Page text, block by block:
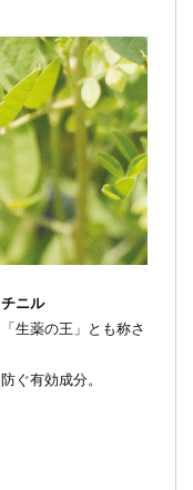
ニル
生薬の王」とも称さ
ぐ有効成分。